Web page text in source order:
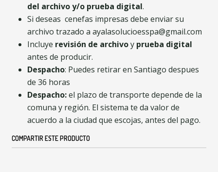
del archivo y/o prueba digital.
Si deseas cenefas impresas debe enviar su
archivo trazado a ayalasolucioesspa@gmail.com
Incluye revisión de archivoy prueba digital
antes de producir.
Despacho: Puedes retirar en Santiago despues
de 36 horas
Despacho:el plazo de transporte depende de la
comuna y región. El sistema te da valor de
acuerdo a la ciudad que escojas, antes del pago.
COMPARTIR ESTE PRODUCTO